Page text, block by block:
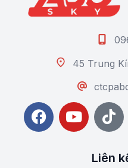
45 Trung
Liên